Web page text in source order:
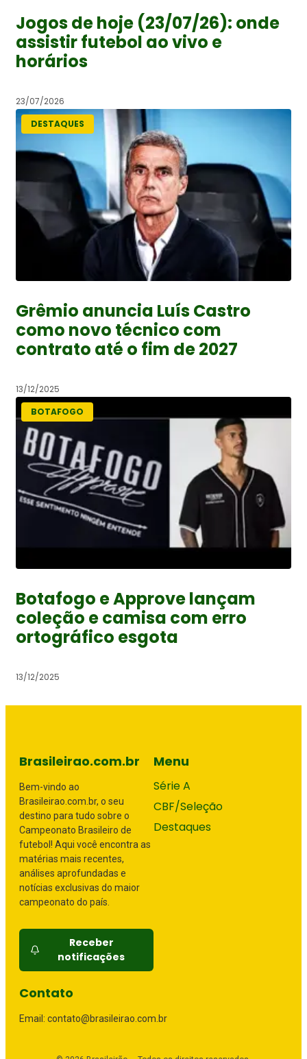
Jogos de hoje (23/07/26): onde
assistir futebol ao vivo e
horários
23/07/2026
DESTAQUES
Grêmio anuncia Luís Castro
como novo técnico com
contrato até o fim de 2027
13/12/2025
BOTAFOGO
Botafogo e Approve lançam
coleção e camisa com erro
ortográfico esgota
13/12/2025
Brasileirao.com.br
Bem-vindo ao
Brasileirao.com.br, o seu
destino para tudo sobre o
Campeonato Brasileiro de
futebol! Aqui você encontra as
matérias mais recentes,
análises aprofundadas e
notícias exclusivas do maior
campeonato do país.
Receber
notificações
Menu
Série A
CBF/Seleção
Destaques
Contato
Email: contato@brasileirao.com.br